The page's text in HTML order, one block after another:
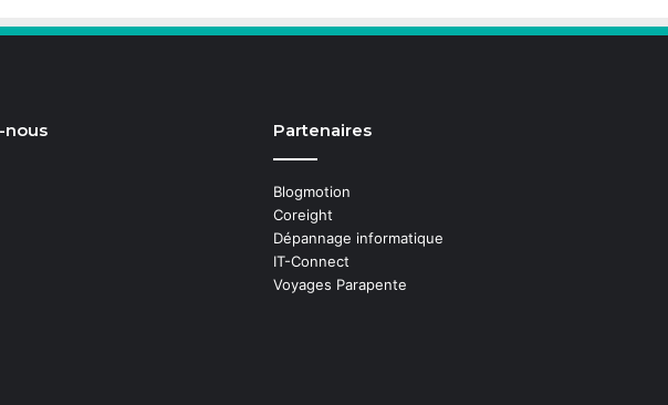
nous Partenaires
Blogmotion
Coreight
Dépannage informatique
IT-Connect
Voyages Parapente